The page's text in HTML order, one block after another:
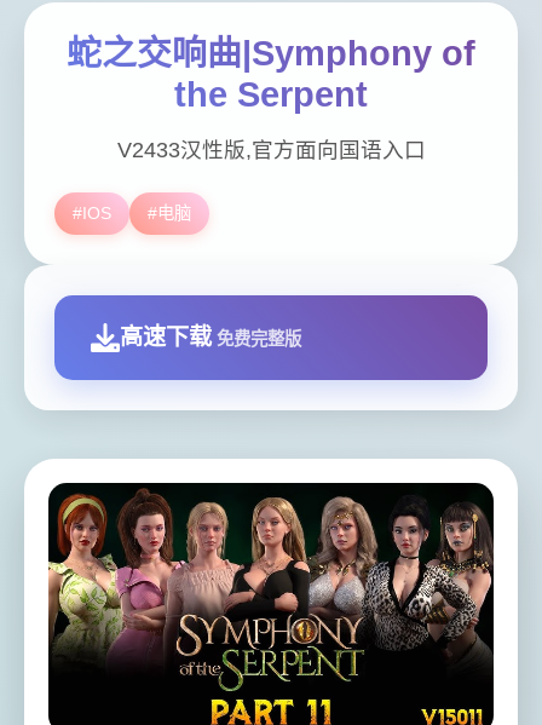
蛇之交响曲|Symphony of
the Serpent
V2433汉性版,官方面向国语入口
#IOS #电脑
高速下载 免费完整版